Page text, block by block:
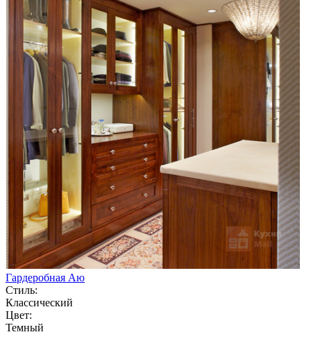
Гардеробная Аю
Стиль:
Классический
Цвет:
Темный